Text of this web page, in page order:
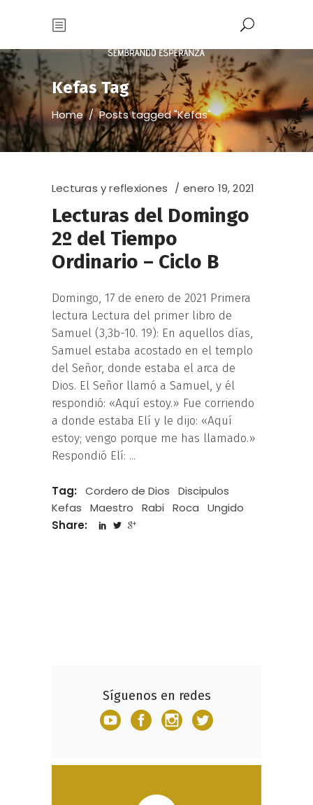
Kefas Tag
Home/Posts tagged "Kefas"
Lecturas y reflexiones enero 19, 2021
Lecturas del Domingo
2º del Tiempo
Ordinario – Ciclo B
Domingo, 17 de enero de 2021 Primera
lectura Lectura del primer libro de
Samuel (3,3b-10. 19): En aquellos días,
Samuel estaba acostado en el templo
del Señor, donde estaba el arca de
Dios. El Señor llamó a Samuel, y él
respondió: «Aquí estoy.» Fue corriendo
a donde estaba Elí y le dijo: «Aquí
estoy; vengo porque me has llamado.»
Respondió Elí:
Tag: Cordero de Dios
Discipulos
Kefas
Maestro Rabi Roca
Ungido
Share:
Síguenos en redes